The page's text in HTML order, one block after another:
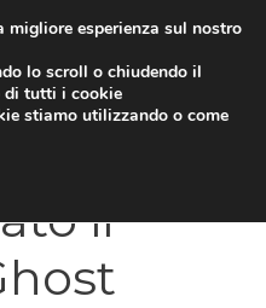
il
esperienza sul nostro
lo scroll o chiudendo il
di tutti i cookie
stiamo utilizzando o come